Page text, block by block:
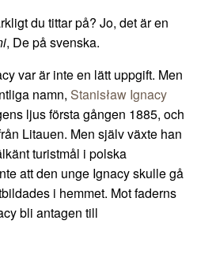
du tittar på? Jo, det är en
, De på svenska.
var är inte en lätt uppgift. Men
namn, Stanisław Ignacy
ljus första gången 1885, och
Litauen. Men själv växte han
turistmål i polska
att den unge Ignacy skulle gå
i hemmet. Mot faderns
bli antagen till